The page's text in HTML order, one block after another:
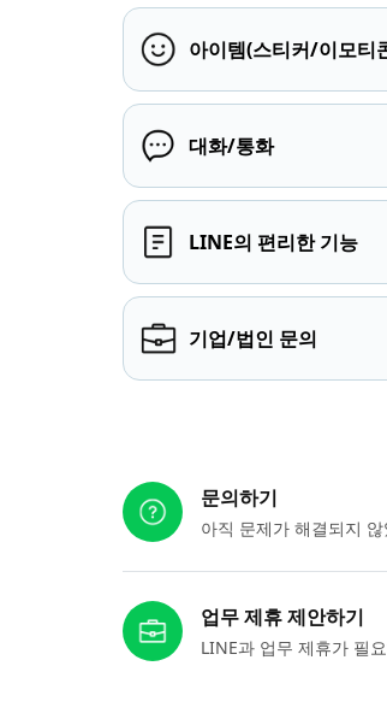
아이템(스티커/이모티
대화/통화
LINE의 편리한 기능
기업/법인 문의
문의하기
아직 문제가 해결되지
업무 제휴 제안하기
LINE과 업무 제휴가 필